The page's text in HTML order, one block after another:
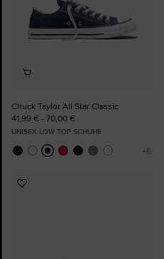
Chuck Taylor All Star Classic
41,99 € - 70,00 €
UNISEX LOW TOP SCHUHE
Zu